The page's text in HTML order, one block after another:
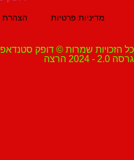
מדיניות פרטיות הצהרת נגישות
שמרות © דופק סטנדאפ ובידור 2014-2024.